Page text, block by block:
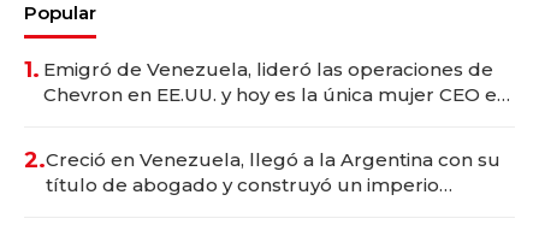
Popular
1. Emigró de Venezuela, lideró las operaciones de
Chevron en EE.UU. y hoy es la única mujer CEO en
2.Creció en Venezuela, llegó a la Argentina con su
título de abogado y construyó un imperio